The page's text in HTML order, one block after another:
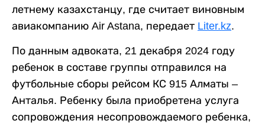
летнему казахстанцу, где считает виновным
авиакомпанию Air Astana, передает Liter.kz.
По данным адвоката, 21 декабря 2024 году
ребенок в составе группы отправился на
футбольные сборы рейсом КС 915 Алматы –
Анталья. Ребенку была приобретена услуга
сопровождения несопровождаемого ребенка,